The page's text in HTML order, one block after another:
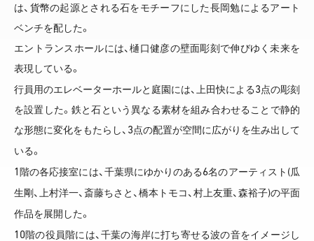
は、貨幣の起源とされる石をモチーフにした長岡勉によるアート
ベンチを配した。
エントランスホールには、樋口健彦の壁面彫刻で伸びゆく未来を
表現している。
行員用のエレベーターホールと庭園には、上田快による3点の彫刻
を設置した。鉄と石という異なる素材を組み合わせることで静的
な形態に変化をもたらし、 3点の配置が空間に広がりを生み出して
いる。
1 階の各応接室には、千葉県にゆかりのある6名のアーティスト (瓜
生剛、上村洋一、斎藤ちさと、橋本トモコ、村上友重、森裕子)の平面
作品を展開した。
10階の役員階には、千葉の海岸に打ち寄せる波の音をイメージし